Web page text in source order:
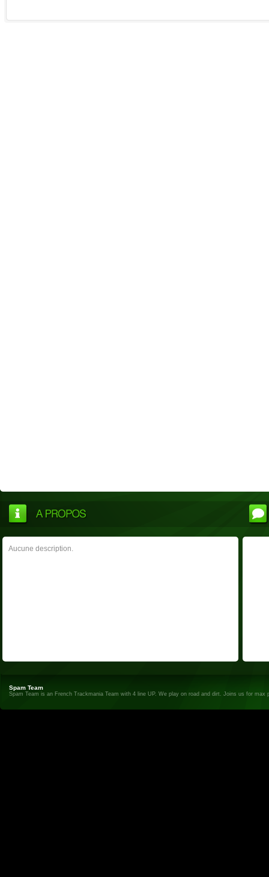
Aucune description.
Spam Team
Spam Team is an French Trackmania Team with 4 line UP. We play on road and dirt. Joins us for max